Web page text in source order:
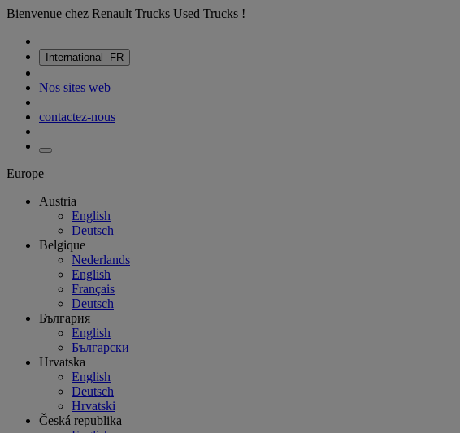
Bienvenue chez Renault Trucks Used Trucks !
International FR
Nos sites web
contactez-nous
Europe
Austria
English
Deutsch
Belgique
Nederlands
English
Français
Deutsch
България
English
Български
Hrvatska
English
Deutsch
Hrvatski
Česká republika